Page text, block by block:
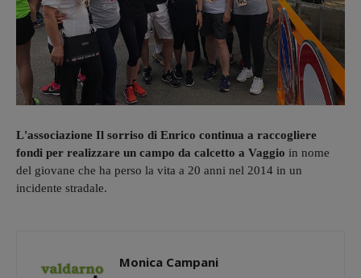
L'associazione Il sorriso di Enrico continua a raccogliere
fondi per realizzare un campo da calcetto a Vaggio in nome
del giovane che ha perso la vita a 20 anni nel 2014 in un
incidente stradale.
Monica Campani